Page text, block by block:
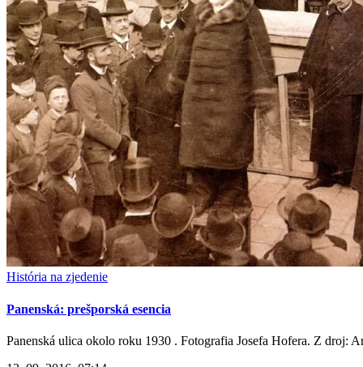
História na zjedenie
Panenská: prešporská esencia
Panenská ulica okolo roku 1930 . Fotografia Josefa Hofera. Z droj: